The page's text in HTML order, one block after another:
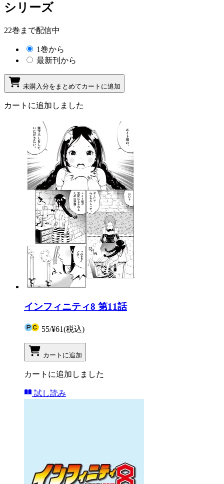
シリーズ
22巻まで配信中
1巻から
最新刊から
未購入分をまとめてカートに追加
カートに追加しました
インフィニティ8 第11話
55/¥61(税込)
カートに追加
カートに追加しました
試し読み